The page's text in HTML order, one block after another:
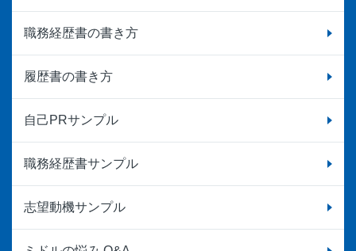
職務経歴書の書き方
履歴書の書き方
自己PRサンプル
職務経歴書サンプル
志望動機サンプル